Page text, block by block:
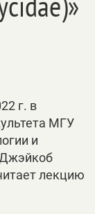
г. в
МГУ
и
лекцию